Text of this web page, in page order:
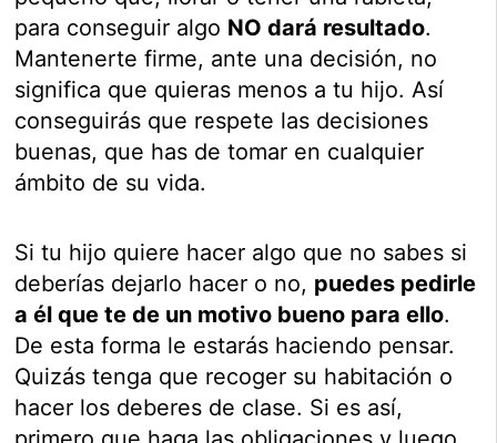
para conseguir algo NO dará resultado.
Mantenerte firme, ante una decisión, no
significa que quieras menos a tu hijo. Así
conseguirás que respete las decisiones
buenas, que has de tomar en cualquier
ámbito de su vida.
Si tu hijo quiere hacer algo que no sabes si
deberías dejarlo hacer o no, puedes pedirle
a él que te de un motivo bueno para ello.
De esta forma le estarás haciendo pensar.
Quizás tenga que recoger su habitación o
hacer los deberes de clase. Si es así,